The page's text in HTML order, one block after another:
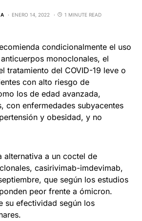
ENERO 14, 2022 1 MINUTE READ
condicionalmente el uso
monoclonales, el
tratamiento del COVID-19 leve o
con alto riesgo de
los de edad avanzada,
con enfermedades subyacentes
y obesidad, y no
alternativa a un coctel de
casirivimab-imdevimab,
que según los estudios
peor frente a ómicron.
su efectividad según los